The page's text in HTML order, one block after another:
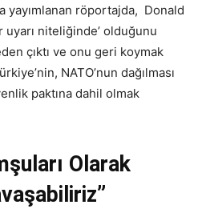
yayımlanan röportajda, Donald
uyarı niteliğinde’ olduğunu
çıktı ve onu geri koymak
NATO’nun dağılması
paktına dahil olmak
Olarak